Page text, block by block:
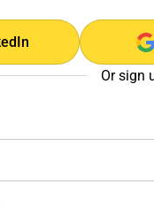
Or sign
purposes